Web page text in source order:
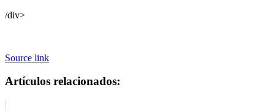
/div>
Source link
Artículos relacionados: